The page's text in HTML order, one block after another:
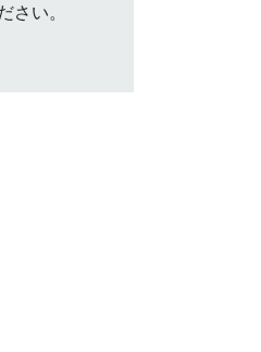
い。
換が必